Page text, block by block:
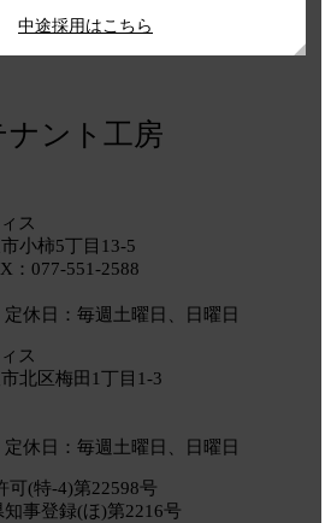
中途採用はこちら
ス
小柿5丁目13-5
：077-551-2588
休日：毎週土曜日、日曜日
ス
北区梅田1丁目1-3
休日：毎週土曜日、日曜日
可(特-4)第22598号
事登録(ほ)第2216号